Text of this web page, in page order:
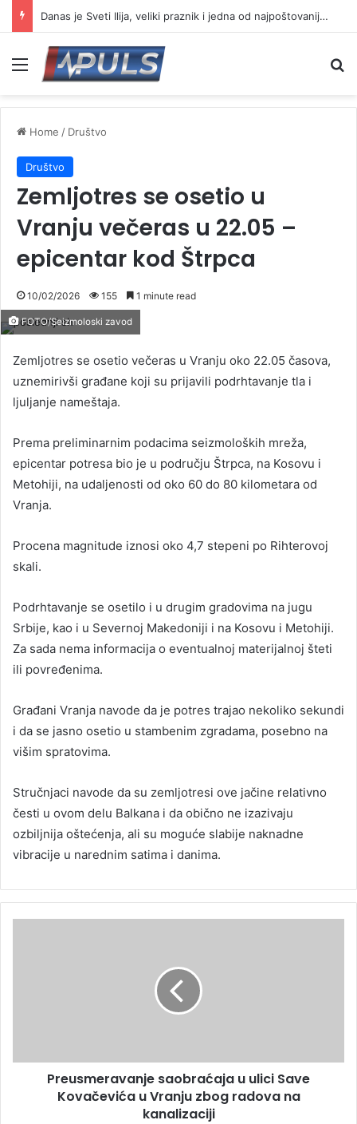
Danas je Sveti Ilija, veliki praznik i jedna od najpoštovanijih slava
Menu
Home / Društvo
Društvo
Zemljotres se osetio u
Vranju večeras u 22.05 –
epicentar kod Štrpca
10/02/2026 155 1 minute read
FOTO/Seizmoloski zavod
Zemljotres se osetio večeras u Vranju oko 22.05 časova,
uznemirivši građane koji su prijavili podrhtavanje tla i
ljuljanje nameštaja.
Prema preliminarnim podacima seizmoloških mreža,
epicentar potresa bio je u području Štrpca, na Kosovu i
Metohiji, na udaljenosti od oko 60 do 80 kilometara od
Vranja.
Procena magnitude iznosi oko 4,7 stepeni po Rihterovoj
skali.
Podrhtavanje se osetilo i u drugim gradovima na jugu
Srbije, kao i u Severnoj Makedoniji i na Kosovu i Metohiji.
Za sada nema informacija o eventualnoj materijalnoj šteti
ili povređenima.
Građani Vranja navode da je potres trajao nekoliko sekundi
i da se jasno osetio u stambenim zgradama, posebno na
višim spratovima.
Stručnjaci navode da su zemljotresi ove jačine relativno
česti u ovom delu Balkana i da obično ne izazivaju
ozbiljnija oštećenja, ali su moguće slabije naknadne
vibracije u narednim satima i danima.
Preusmeravanje saobraćaja u ulici Save
Kovačevića u Vranju zbog radova na
kanalizaciji